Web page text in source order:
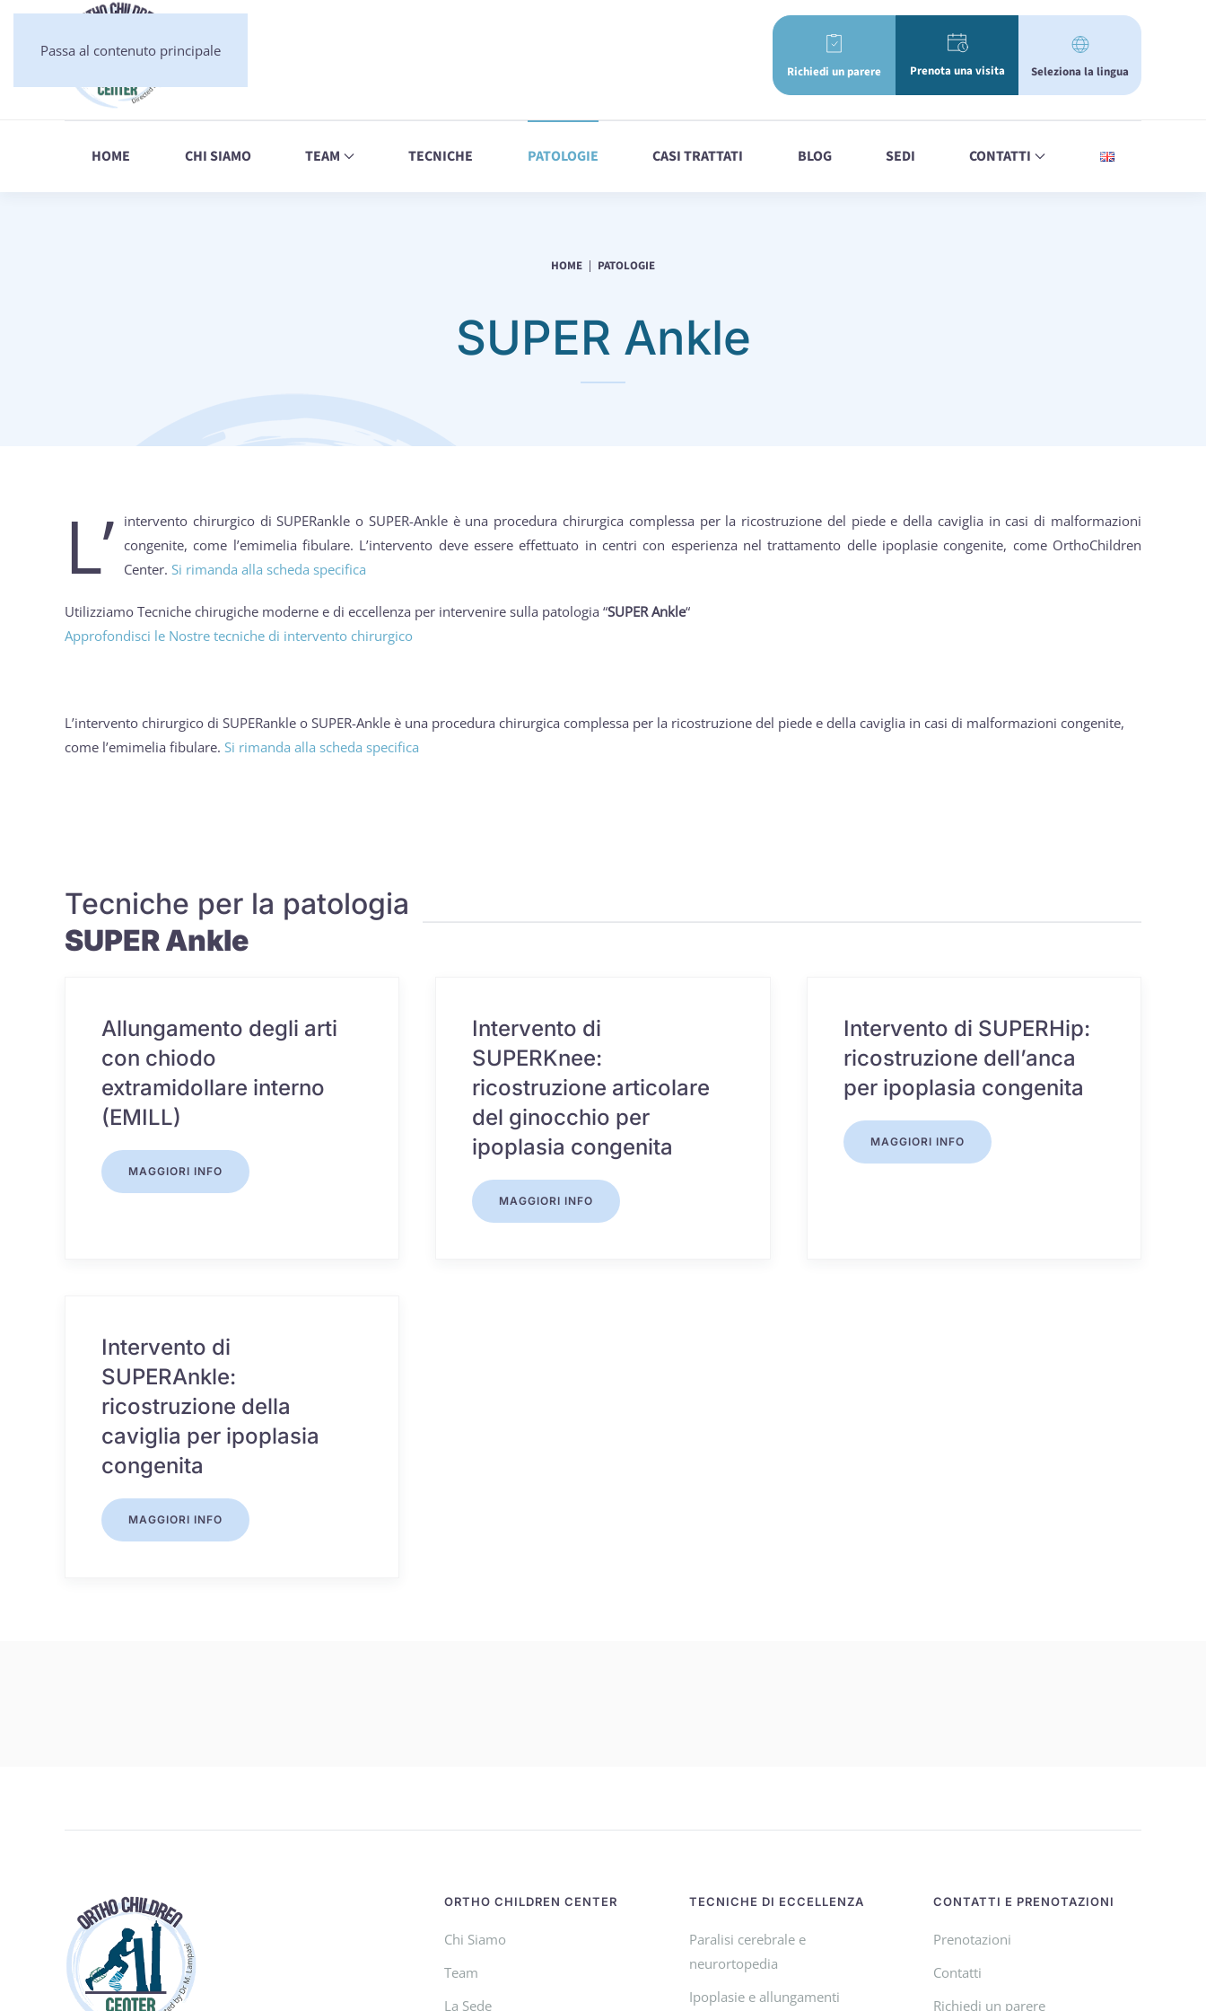
Passa al contenuto principale
Richiedi un parere Prenota una visita Seleziona la lingua
HOME CHI SIAMO TEAM TECNICHE PATOLOGIE CASI TRATTATI BLOG SEDI CONTATTI
HOME PATOLOGIE
SUPER Ankle
L’ intervento chirurgico di SUPERankle o SUPER-Ankle è una procedura chirurgica complessa per la ricostruzione del piede e della caviglia in casi di malformazioni
congenite, come l’emimelia fibulare. L’intervento deve essere effettuato in centri con esperienza nel trattamento delle ipoplasie congenite, come OrthoChildren
Center. Si rimanda alla scheda specifica
Utilizziamo Tecniche chirugiche moderne e di eccellenza per intervenire sulla patologia “SUPER Ankle“
Approfondisci le Nostre tecniche di intervento chirurgico
L’intervento chirurgico di SUPERankle o SUPER-Ankle è una procedura chirurgica complessa per la ricostruzione del piede e della caviglia in casi di malformazioni congenite,
come l’emimelia fibulare. Si rimanda alla scheda specifica
Tecniche per la patologia
SUPER Ankle
Allungamento degli arti
con chiodo
extramidollare interno
(EMILL)
MAGGIORI INFO
Intervento di
SUPERKnee:
ricostruzione articolare
del ginocchio per
ipoplasia congenita
MAGGIORI INFO
Intervento di SUPERHip:
ricostruzione dell’anca
per ipoplasia congenita
MAGGIORI INFO
Intervento di
SUPERAnkle:
ricostruzione della
caviglia per ipoplasia
congenita
MAGGIORI INFO
ORTHO CHILDREN CENTER
Chi Siamo
Team
La Sede
TECNICHE DI ECCELLENZA
Paralisi cerebrale e
neurortopedia
Ipoplasie e allungamenti
CONTATTI E PRENOTAZIONI
Prenotazioni
Contatti
Richiedi un parere